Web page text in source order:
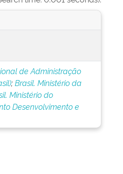
de Administração
;Brasil. Ministério da
Ministério do
Desenvolvimento e